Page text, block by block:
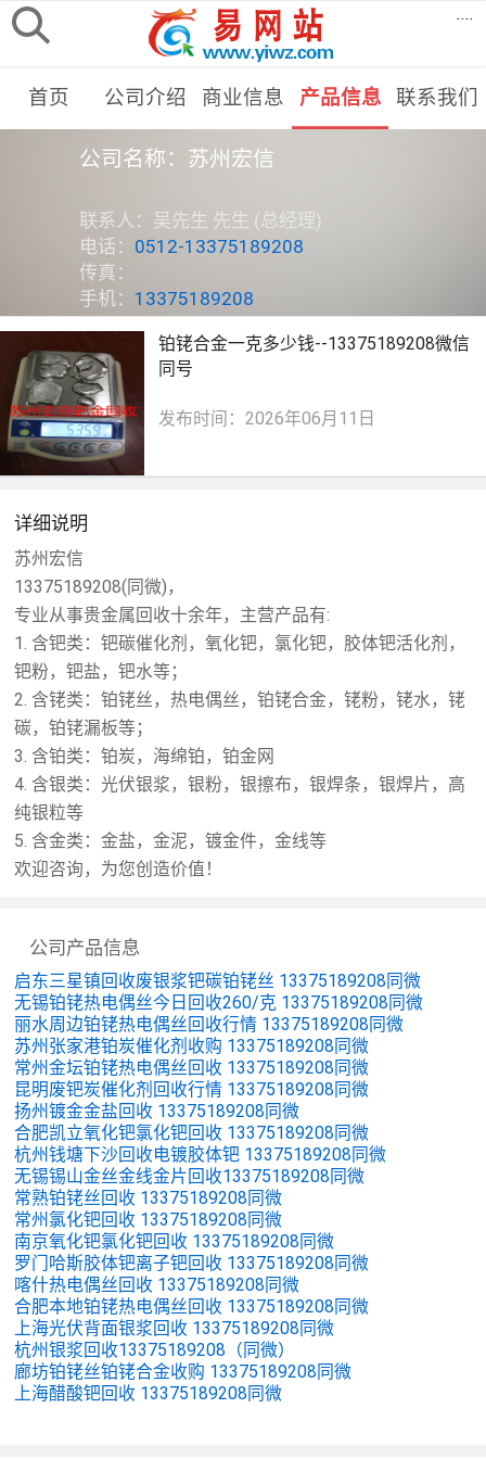
....
首页 公司介绍 商业信息 产品信息 联系我们
公司名称：苏州宏信
联系人：吴先生 先生 (总经理)
电话： 0512-13375189208
传真：
手机： 13375189208
铂铑合金一克多少钱--13375189208微信
同号
发布时间：2026年06月11日
详细说明
苏州宏信
13375189208(同微)，
专业从事贵金属回收十余年，主营产品有:
1. 含钯类：钯碳催化剂，氧化钯，氯化钯，胶体钯活化剂，
钯粉，钯盐，钯水等；
2. 含铑类：铂铑丝，热电偶丝，铂铑合金，铑粉，铑水，铑
碳，铂铑漏板等；
3. 含铂类：铂炭，海绵铂，铂金网
4. 含银类：光伏银浆，银粉，银擦布，银焊条，银焊片，高
纯银粒等
5. 含金类：金盐，金泥，镀金件，金线等
欢迎咨询，为您创造价值！
公司产品信息
启东三星镇回收废银浆钯碳铂铑丝 13375189208同微
无锡铂铑热电偶丝今日回收260/克 13375189208同微
丽水周边铂铑热电偶丝回收行情 13375189208同微
苏州张家港铂炭催化剂收购 13375189208同微
常州金坛铂铑热电偶丝回收 13375189208同微
昆明废钯炭催化剂回收行情 13375189208同微
扬州镀金金盐回收 13375189208同微
合肥凯立氧化钯氯化钯回收 13375189208同微
杭州钱塘下沙回收电镀胶体钯 13375189208同微
无锡锡山金丝金线金片回收13375189208同微
常熟铂铑丝回收 13375189208同微
常州氯化钯回收 13375189208同微
南京氧化钯氯化钯回收 13375189208同微
罗门哈斯胶体钯离子钯回收 13375189208同微
喀什热电偶丝回收 13375189208同微
合肥本地铂铑热电偶丝回收 13375189208同微
上海光伏背面银浆回收 13375189208同微
杭州银浆回收13375189208（同微）
廊坊铂铑丝铂铑合金收购 13375189208同微
上海醋酸钯回收 13375189208同微